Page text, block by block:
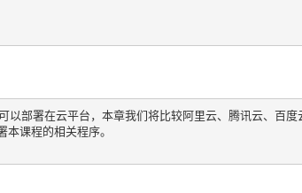
以部署在云平台，本章我们将比较阿里云、腾讯云、百
本课程的相关程序。